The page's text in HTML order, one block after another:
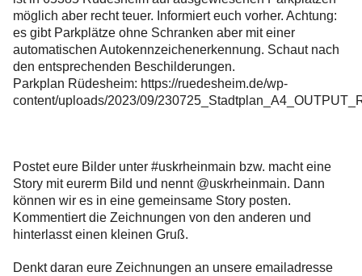
möglich aber recht teuer. Informiert euch vorher. Achtung:
es gibt Parkplätze ohne Schranken aber mit einer
automatischen Autokennzeichenerkennung. Schaut nach
den entsprechenden Beschilderungen.
Parkplan Rüdesheim: https://ruedesheim.de/wp-
content/uploads/2023/09/
Postet eure Bilder unter #uskrheinmain bzw. macht eine
Story mit eurerm Bild und nennt @uskrheinmain. Dann
können wir es in eine gemeinsame Story posten.
Kommentiert die Zeichnungen von den anderen und
hinterlasst einen kleinen Gruß.
Denkt daran eure Zeichnungen an unsere emailadresse